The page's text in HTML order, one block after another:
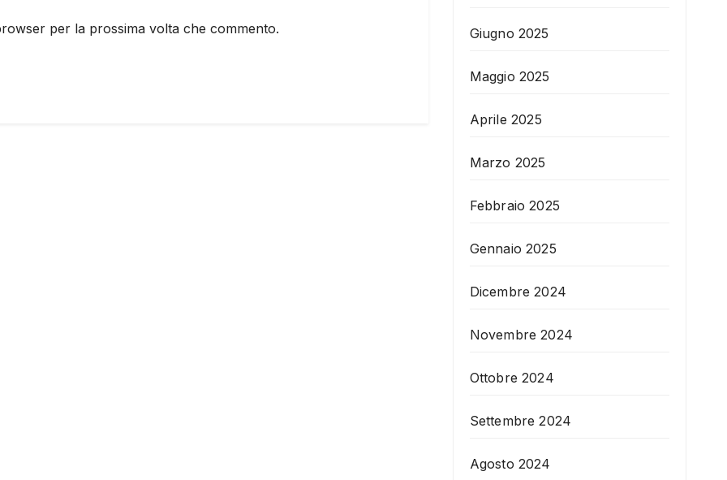
per la prossima volta che commento. Giugno 2025
Maggio 2025
Aprile 2025
Marzo 2025
Febbraio 2025
Gennaio 2025
Dicembre 2024
Novembre 2024
Ottobre 2024
Settembre 2024
Agosto 2024